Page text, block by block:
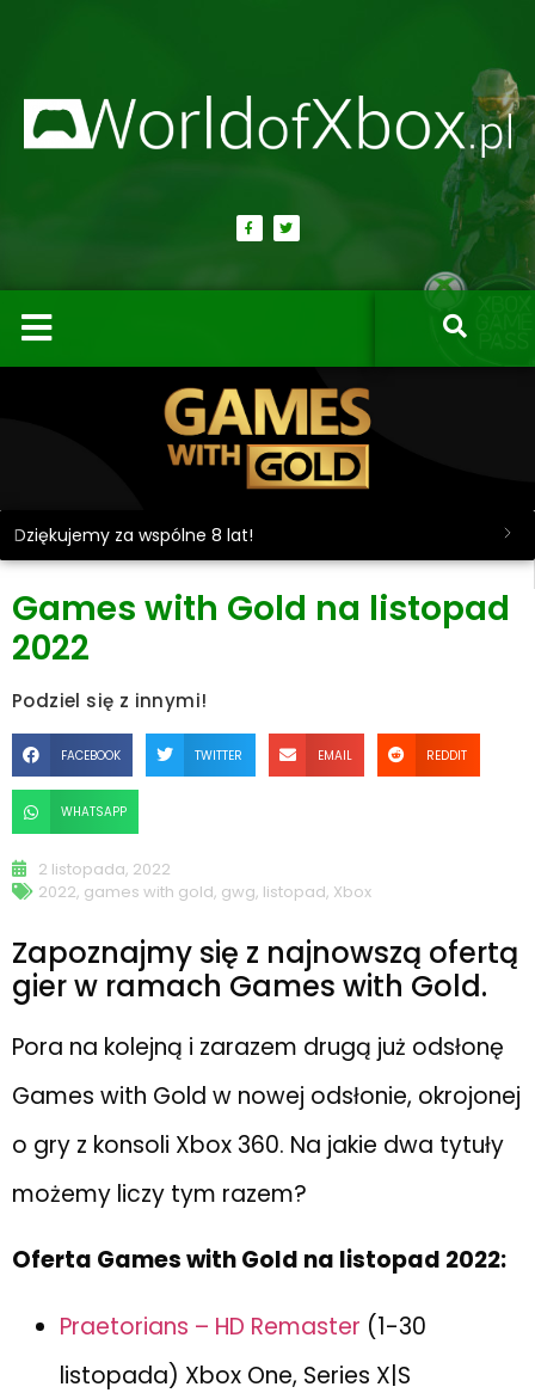
Dziękujemy za wspólne 8 lat!
Games with Gold na listopad
2022
Podziel się z innymi!
FACEBOOK TWITTER EMAIL REDDIT
WHATSAPP
2 listopada, 2022
2022, games with gold, gwg, listopad, Xbox
Zapoznajmy się z najnowszą ofertą
gier w ramach Games with Gold.
Pora na kolejną i zarazem drugą już odsłonę
Games with Gold w nowej odsłonie, okrojonej
o gry z konsoli Xbox 360. Na jakie dwa tytuły
możemy liczy tym razem?
Oferta Games with Gold na listopad 2022:
Praetorians – HD Remaster (1-30
listopada) Xbox One, Series X|S